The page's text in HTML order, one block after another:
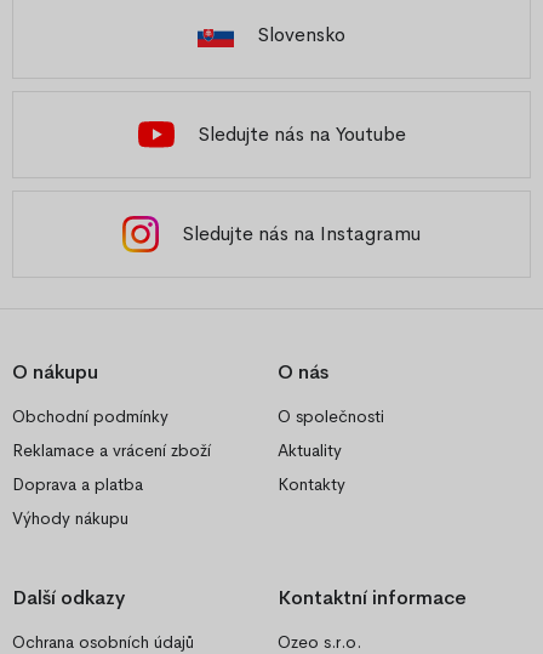
Slovensko
Sledujte nás na Youtube
Sledujte nás na Instagramu
O nákupu
Obchodní podmínky
Reklamace a vrácení zboží
Doprava a platba
Výhody nákupu
O nás
O společnosti
Aktuality
Kontakty
Další odkazy
Ochrana osobních údajů
Kontaktní informace
Ozeo s.r.o.